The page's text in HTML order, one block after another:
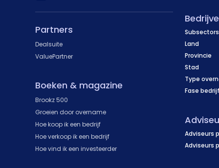
Subsectors
Land
Provincie
Stad
Type
Fase bedrijf
Adviseurs
Adviseurs
Partners
Dealsuite
ValuePartner
Boeken & magazine
Brookz 500
Groeien door overname
Hoe koop ik een bedrijf
Hoe verkoop ik een bedrijf
Hoe vind ik een investeerder